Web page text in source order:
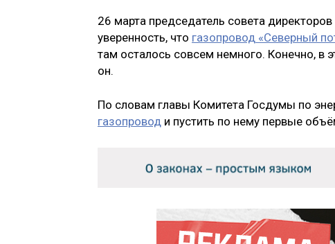
26 марта председатель совета
уверенность, что газопровод «Северный
там осталось совсем немного. Конечно, в
он.
По словам главы Комитета Госдумы по
газопровод и пустить по нему первые